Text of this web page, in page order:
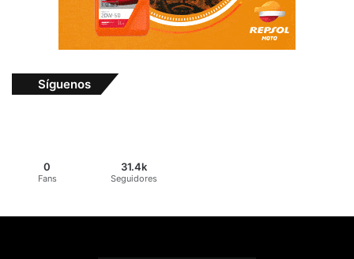
Síguenos
0
Fans
31.4k
Seguidores